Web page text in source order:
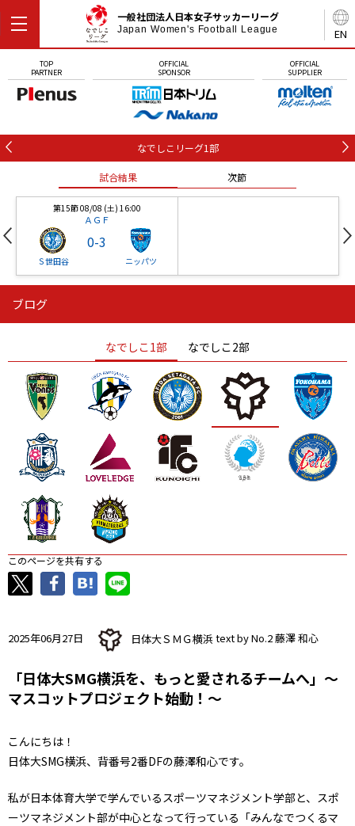
EN
一般社団法人日本女子サッカーリーグ
Japan Women's Football League
TOP
PARTNER
OFFICIAL
SPONSOR
OFFICIAL
SUPPLIER
なでしこリーグ1部
試合結果 次節
第15節 08/08 (土) 16:00
ＡＧＦ
Ｓ世田谷
0-3
ニッパツ
ニッパツ
ニッパツ 名古屋
石人の星
静岡 愛媛Ｌ
ブログ
なでしこ1部 なでしこ2部
このページを共有する
2025年06月27日 日体大ＳＭＧ横浜 text by No.2 藤澤 和心
「日体大SMG横浜を、もっと愛されるチームへ」〜
マスコットプロジェクト始動！〜
こんにちは！
日体大SMG横浜、背番号2番DFの藤澤和心です。
私が日本体育大学で学んでいるスポーツマネジメント学部と、スポ
ーツマネジメント部が中心となって行っている「みんなでつくるマ